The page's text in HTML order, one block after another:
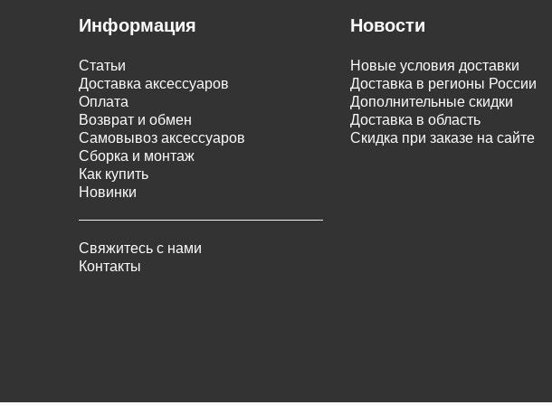
Информация
Статьи
Доставка аксессуаров
Оплата
Возврат и обмен
Самовывоз аксессуаров
Сборка и монтаж
Как купить
Новинки
Свяжитесь с нами
Контакты
Новости
Новые условия доставки
Доставка в регионы России
Дополнительные скидки
Доставка в область
Скидка при заказе на сайте